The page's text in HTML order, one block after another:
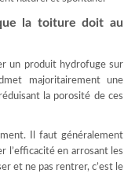
la toiture doit au
un produit hydrofuge sur
majoritairement une
la porosité de ces
Il faut généralement
l’efficacité en arrosant les
et ne pas rentrer, c’est le